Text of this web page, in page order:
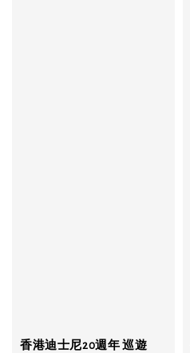
香港迪士尼20週年 巡遊